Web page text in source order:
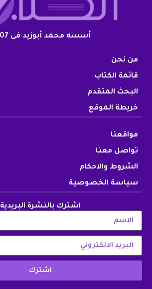
أسسه محمد أبوزيد فى 2007
من نحن
قائمة الكتاب
البحث المتقدم
خريطة الموقع
مواقعنا
تواصل معنا
الشروط والاحكام
سياسة الخصوصية
اشترك بالنشرة البريدية
اشترك